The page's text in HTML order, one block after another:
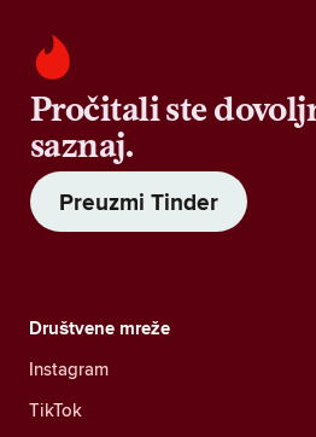
Pročitali ste
saznaj.
Preuzmi Tinder
Društvene mreže
Instagram
TikTok